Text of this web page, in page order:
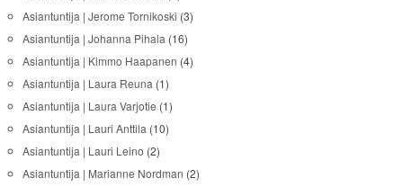
Asiantuntija | Jerome Tornikoski (3)
Asiantuntija | Johanna Pihala (16)
Asiantuntija | Kimmo Haapanen (4)
Asiantuntija | Laura Reuna (1)
Asiantuntija | Laura Varjotie (1)
Asiantuntija | Lauri Anttila (10)
Asiantuntija | Lauri Leino (2)
Asiantuntija | Marianne Nordman (2)